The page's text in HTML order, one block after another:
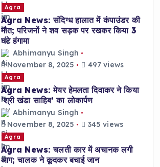
Agra
Agra News: संदिग्ध हालात में कंपाउंडर की
मौत; परिजनों ने शव सड़क पर रखकर किया 3
घंटे हंगामा
Abhimanyu Singh
November 8, 2025
497 views
Agra
Agra News: मेयर हेमलता दिवाकर ने किया
‘श्री खंडा साहिब’ का लोकार्पण
Abhimanyu Singh
November 8, 2025
345 views
Agra
Agra News: चलती कार में अचानक लगी
आग; चालक ने कूदकर बचाई जान